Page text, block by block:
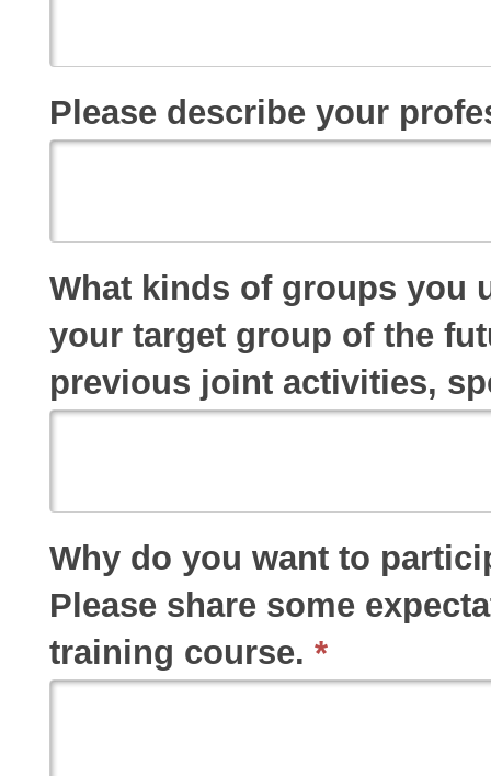
Please describe your
What kinds of groups you
your target group of the future project (age, sex,
previous joint activities,
Why do you want to
Please share some
training course. *